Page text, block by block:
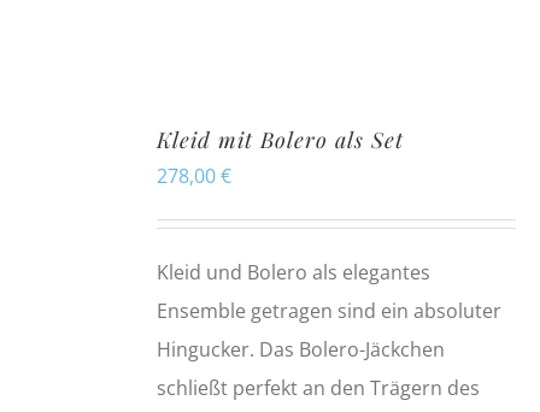
Kleid mit Bolero als Set
278,00€
Kleid und Bolero als elegantes
Ensemble getragen sind ein absoluter
Hingucker. Das Bolero-Jäckchen
schließt perfekt an den Trägern des